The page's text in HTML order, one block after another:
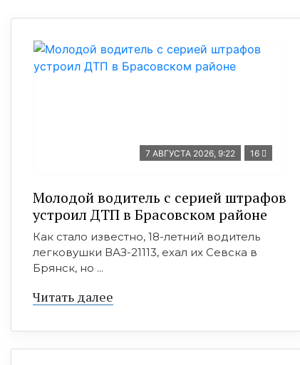
7 АВГУСТА 2026, 9:22 16
Молодой водитель с серией штрафов
устроил ДТП в Брасовском районе
Как стало известно, 18-летний водитель
легковушки ВАЗ-21113, ехал их Севска в
Брянск, но ...
Читать далее